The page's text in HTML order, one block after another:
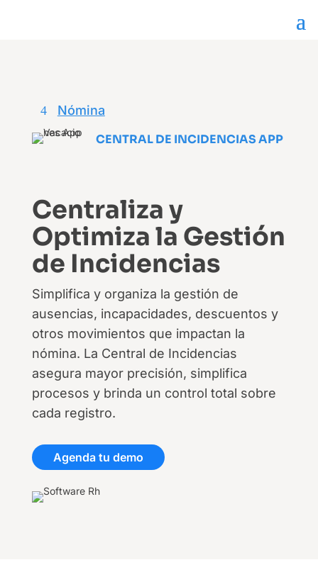
Nómina
CENTRAL DE INCIDENCIAS APP
Centraliza y
Optimiza la Gestión
de Incidencias
Simplifica y organiza la gestión de
ausencias, incapacidades, descuentos y
otros movimientos que impactan la
nómina. La Central de Incidencias
asegura mayor precisión, simplifica
procesos y brinda un control total sobre
cada registro.
Agenda tu demo